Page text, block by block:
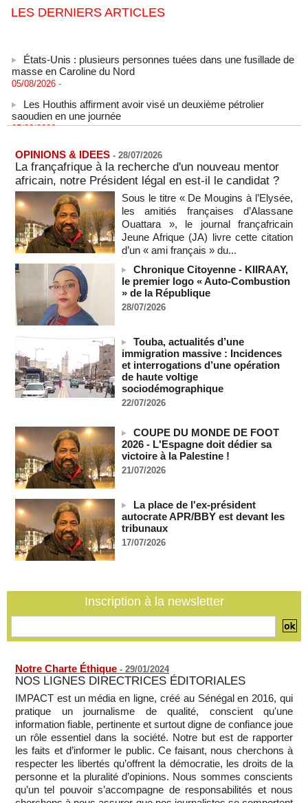
LES DERNIERS ARTICLES
États-Unis : plusieurs personnes tuées dans une fusillade de
masse en Caroline du Nord
05/08/2026 -
saoudien en une journée
05/08/2026 -
saoudien en une journée
05/08/2026 -
Après la France et Ouattara, comment la CEDEAO sabote la
création d'une monnaie ouest-africaine unique
05/08/2026 -MOMO ALADJI
La Banque mondiale accorde un prêt de 340 milliards de
francs CFA au Sénégal pour divers projets
05/08/2026 -
Election du SG de l’ONU : L'Afrique apparait comme la
région qui affaiblit le principe de rotation régionale (Carlos
Lopez)
05/08/2026 -
gelés pour financer l’Ukraine
05/08/2026
Deux soldats israéliens ont été tués et plusieurs autres
blessés lors d'une explosion dans le sud du Liban
05/08/2026 -
véhicules militaires au Mali
05/08/2026 -
RDC: entre 2000 et 5000 tonnes d'uranium exportées avec
le cobalt vers la Chine en 20 ans, selon une enquête
05/08/2026 -
Le plus vieux président du monde remanie l'armée, son
absence alimentant l'inquiétude
05/08/2026 -
Comment les rebelles font entrer des armes en Centrafrique
Mali: la Cour suprême rejette la demande de libération du
militant Clément Dembélé
OPINIONS & IDEES - 28/07/2026
La françafrique à la recherche d'un nouveau mentor
africain, notre Président légal en est-il le candidat ?
Sous le titre « De Mougins à l’Elysée,
les amitiés françaises d’Alassane
Ouattara », le journal françafricain
Jeune Afrique (JA) livre cette citation
d’un « ami français » du...
Chronique Citoyenne - KIIRAAY,
le premier logo « Auto-Combustion
» de la République
28/07/2026
Touba, actualités d’une
immigration massive : Incidences
et interrogations d’une opération
de haute voltige
sociodémographique
22/07/2026
COUPE DU MONDE DE FOOT
2026 - L'Espagne doit dédier sa
victoire à la Palestine !
21/07/2026
La place de l'ex-président
autocrate APR/BBY est devant les
tribunaux
17/07/2026
Inscription à la newsletter
Notre Charte Éthique - 29/01/2024
NOS LIGNES DIRECTRICES ÉDITORIALES
IMPACT est un média en ligne, créé au Sénégal en 2016, qui
pratique un journalisme de qualité, conscient qu'une
information fiable, pertinente et surtout digne de confiance joue
un rôle essentiel dans la société. Notre but est de rapporter
les faits et d’informer le public. Ce faisant, nous cherchons à
respecter les libertés qu’offrent la démocratie, les droits de la
personne et la pluralité d’opinions. Nous sommes conscients
qu’un tel pouvoir s’accompagne de responsabilités et nous